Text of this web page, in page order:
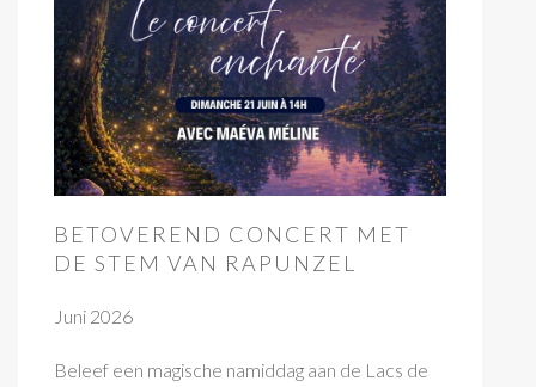
BETOVEREND CONCERT MET
DE STEM VAN RAPUNZEL
Juni 2026
Beleef een magische namiddag aan de Lacs de